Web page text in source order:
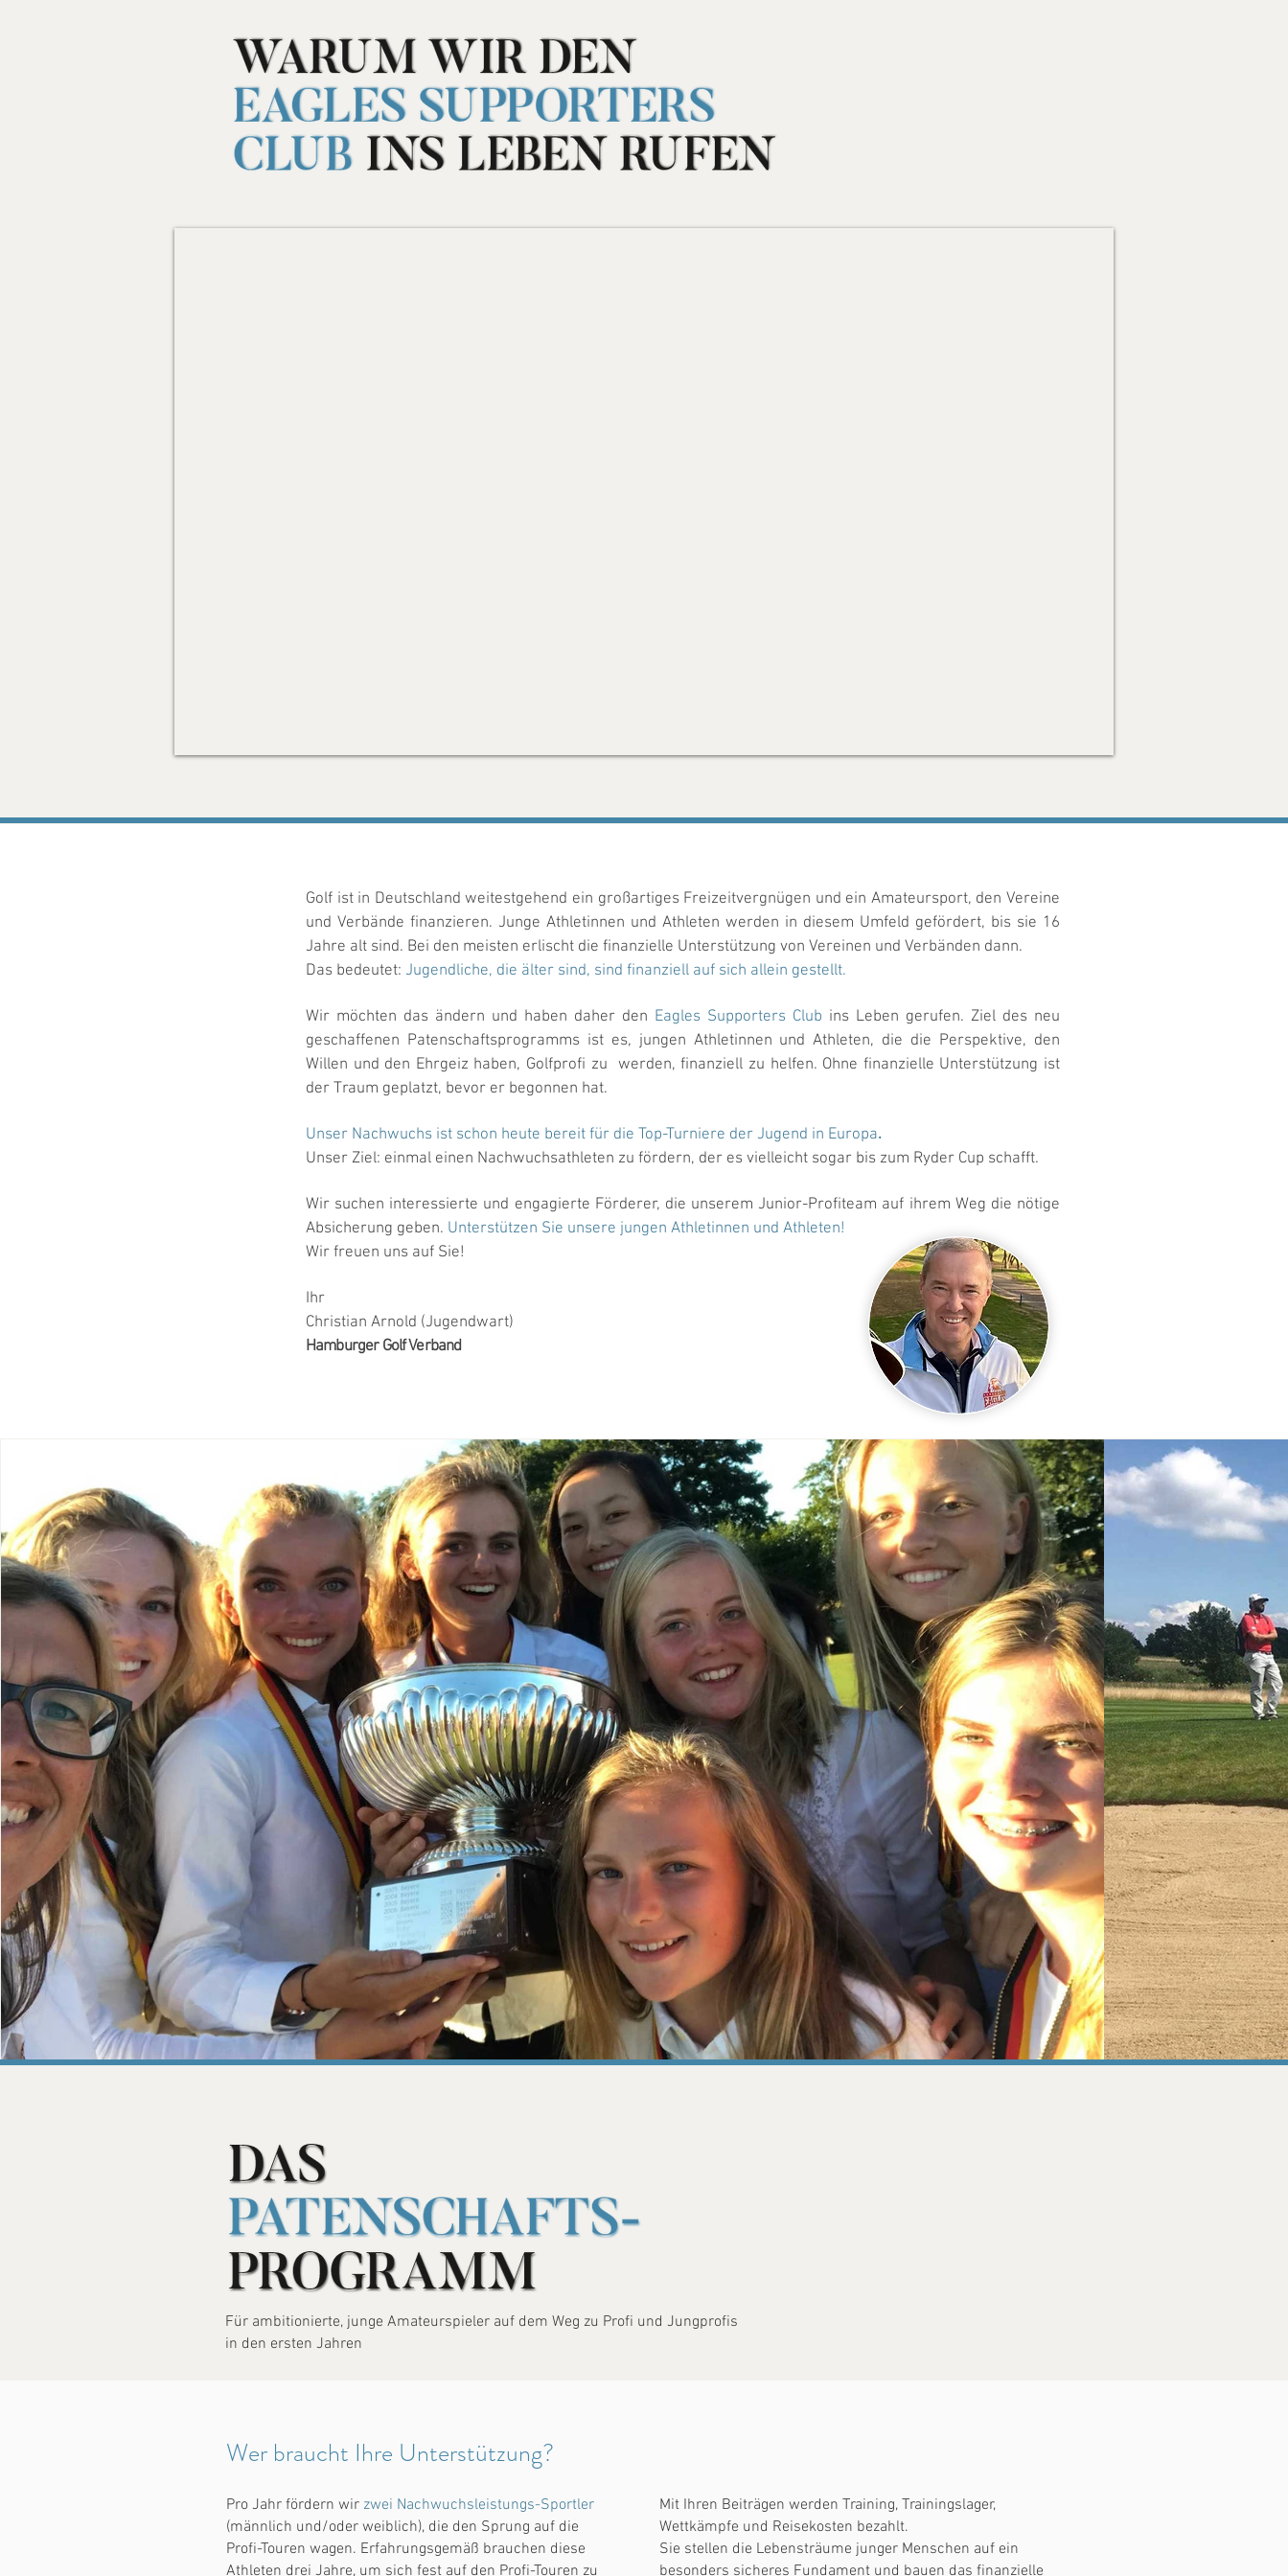
Golf ist in Deutschland weitestgehend ein großartiges Freizeitvergnügen und ein Amateursport, den Vereine
und Verbände finanzieren. Junge Athletinnen und Athleten werden in diesem Umfeld gefördert, bis sie 16
Jahre alt sind. Bei den meisten erlischt die finanzielle Unterstützung von Vereinen und Verbänden dann.
Das bedeutet: Jugendliche, die älter sind, sind finanziell auf sich allein gestellt.
Wir möchten das ändern und haben daher den Eagles Supporters Club ins Leben gerufen. Ziel des neu
geschaffenen Patenschaftsprogramms ist es, jungen Athletinnen und Athleten, die die Perspektive, den
Willen und den Ehrgeiz haben, Golfprofi zu werden, finanziell zu helfen. Ohne finanzielle Unterstützung ist
der Traum geplatzt, bevor er begonnen hat.
Unser Nachwuchs ist schon heute bereit für die Top-Turniere der Jugend in Europa.
Unser Ziel: einmal einen Nachwuchsathleten zu fördern, der es vielleicht sogar bis zum Ryder Cup schafft.
Wir suchen interessierte und engagierte Förderer, die unserem Junior-Profiteam auf ihrem Weg die nötige
Absicherung geben. Unterstützen Sie unsere jungen Athletinnen und Athleten!
Wir freuen uns auf Sie!
Ihr
Christian Arnold (Jugendwart)
Hamburger Golf Verband
Für ambitionierte, junge Amateurspieler auf dem Weg zu Profi und Jungprofis
in den ersten Jahren
Wer braucht Ihre Unterstützung?
Pro Jahr fördern wir zwei Nachwuchsleistungs-Sportler
(männlich und/oder weiblich), die den Sprung auf die
Profi-Touren wagen. Erfahrungsgemäß brauchen diese
Athleten drei Jahre, um sich fest auf den Profi-Touren zu
Mit Ihren Beiträgen werden Training, Trainingslager,
Wettkämpfe und Reisekosten bezahlt.
Sie stellen die Lebensträume junger Menschen auf ein
besonders sicheres Fundament und bauen das finanzielle